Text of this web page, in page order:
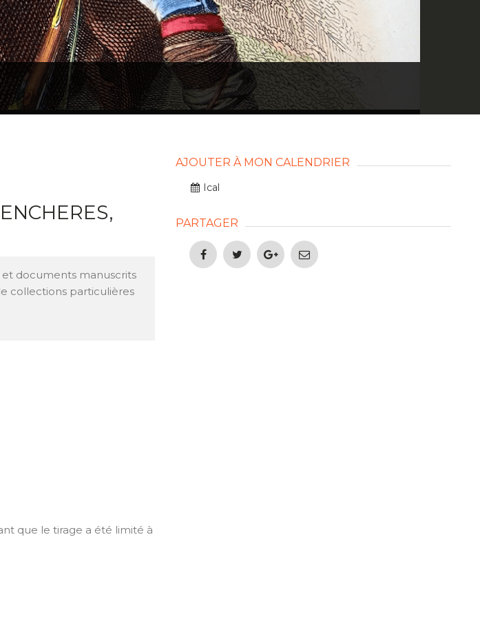
et documents manuscrits
collections particulières
que le tirage a été limité à
AJOUTER À MON CALENDRIER
Ical
PARTAGER